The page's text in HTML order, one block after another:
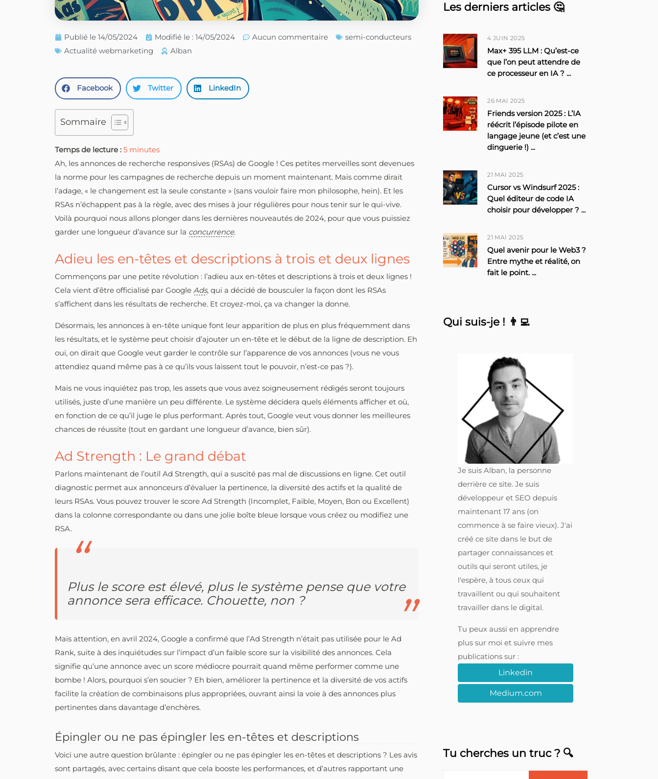
Publié le 14/05/2024 Modifié le : 14/05/2024 Aucun commentaire
semi-conducteurs
Actualité webmarketing
Alban
Facebook Twitter LinkedIn
Sommaire
Temps de lecture : 5 minutes
Ah, les annonces de recherche responsives (RSAs) de Google ! Ces petites merveilles sont devenues
la norme pour les campagnes de recherche depuis un moment maintenant. Mais comme dirait
l’adage, « le changement est la seule constante » (sans vouloir faire mon philosophe, hein). Et les
RSAs n’échappent pas à la règle, avec des mises à jour régulières pour nous tenir sur le qui-vive.
Voilà pourquoi nous allons plonger dans les dernières nouveautés de 2024, pour que vous puissiez
garder une longueur d’avance sur la concurrence.
Adieu les en-têtes et descriptions à trois et deux lignes
Commençons par une petite révolution : l’adieu aux en-têtes et descriptions à trois et deux lignes !
Cela vient d’être officialisé par Google Ads, qui a décidé de bousculer la façon dont les RSAs
s’affichent dans les résultats de recherche. Et croyez-moi, ça va changer la donne.
Désormais, les annonces à en-tête unique font leur apparition de plus en plus fréquemment dans
les résultats, et le système peut choisir d’ajouter un en-tête et le début de la ligne de description. Eh
oui, on dirait que Google veut garder le contrôle sur l’apparence de vos annonces (vous ne vous
attendiez quand même pas à ce qu’ils vous laissent tout le pouvoir, n’est-ce pas ?).
Mais ne vous inquiétez pas trop, les assets que vous avez soigneusement rédigés seront toujours
utilisés, juste d’une manière un peu différente. Le système décidera quels éléments afficher et où,
en fonction de ce qu’il juge le plus performant. Après tout, Google veut vous donner les meilleures
chances de réussite (tout en gardant une longueur d’avance, bien sûr).
Ad Strength : Le grand débat
Parlons maintenant de l’outil Ad Strength, qui a suscité pas mal de discussions en ligne. Cet outil
diagnostic permet aux annonceurs d’évaluer la pertinence, la diversité des actifs et la qualité de
leurs RSAs. Vous pouvez trouver le score Ad Strength (Incomplet, Faible, Moyen, Bon ou Excellent)
dans la colonne correspondante ou dans une jolie boîte bleue lorsque vous créez ou modifiez une
RSA.
Plus le score est élevé, plus le système pense que votre
annonce sera efficace. Chouette, non ?
Mais attention, en avril 2024, Google a confirmé que l’Ad Strength n’était pas utilisée pour le Ad
Rank, suite à des inquiétudes sur l’impact d’un faible score sur la visibilité des annonces. Cela
signifie qu’une annonce avec un score médiocre pourrait quand même performer comme une
bombe ! Alors, pourquoi s’en soucier ? Eh bien, améliorer la pertinence et la diversité de vos actifs
facilite la création de combinaisons plus appropriées, ouvrant ainsi la voie à des annonces plus
pertinentes dans davantage d’enchères.
Épingler ou ne pas épingler les en-têtes et descriptions
Voici une autre question brûlante : épingler ou ne pas épingler les en-têtes et descriptions ? Les avis
sont partagés, avec certains disant que cela booste les performances, et d’autres rapportant une
Les derniers articles 🤔
4 JUIN 2025
Max+ 395 LLM : Qu’est-ce
que l’on peut attendre de
ce processeur en IA ? ...
26 MAI 2025
Friends version 2025 : L’IA
réécrit l’épisode pilote en
langage jeune (et c’est une
dinguerie !) ...
21 MAI 2025
Cursor vs Windsurf 2025 :
Quel éditeur de code IA
choisir pour développer ? ...
21 MAI 2025
Quel avenir pour le Web3 ?
Entre mythe et réalité, on
fait le point. ...
Qui suis-je ! 👨‍💻
Je suis Alban, la personne
derrière ce site. Je suis
développeur et SEO depuis
maintenant 17 ans (on
commence à se faire vieux). J'ai
créé ce site dans le but de
partager connaissances et
outils qui seront utiles, je
l'espère, à tous ceux qui
travaillent ou qui souhaitent
travailler dans le digital.
Tu peux aussi en apprendre
plus sur moi et suivre mes
publications sur :
Linkedin
Medium.com
Tu cherches un truc ? 🔍